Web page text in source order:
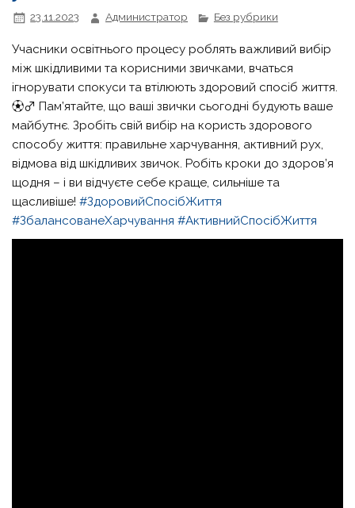
23.11.2023 Администратор Без рубрики
Учасники освітнього процесу роблять важливий вибір
між шкідливими та корисними звичками, вчаться
ігнорувати спокуси та втілюють здоровий спосіб життя.
⚽️‍♂️ Пам’ятайте, що ваші звички сьогодні будують ваше
майбутнє. Зробіть свій вибір на користь здорового
способу життя: правильне харчування, активний рух,
відмова від шкідливих звичок. Робіть кроки до здоров’я
щодня – і ви відчуєте себе краще, сильніше та
щасливіше!#ЗдоровийСпосібЖиття
#ЗбалансованеХарчування #АктивнийСпосібЖиття